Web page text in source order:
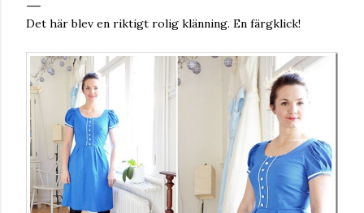
Det här blev en riktigt rolig klänning. En färgklick!